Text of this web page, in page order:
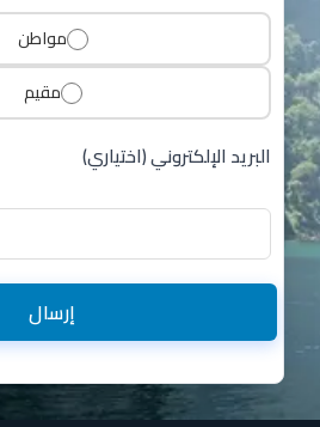
مواطن
مقيم
البريد الإلكتروني (اختياري)
إرسال